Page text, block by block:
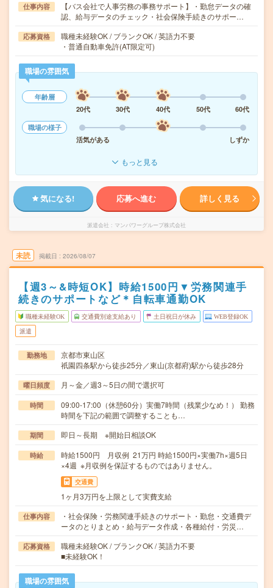
仕事内容
【バス会社で人事労務の事務サポート】・勤怠データの確
認、給与データのチェック・社会保険手続きのサポー…
応募資格
職種未経験OK / ブランクOK / 英語力不要
・普通自動車免許(AT限定可)
職場の雰囲気
年齢層
20代
30代 40代 50代
60代
職場の様子
活気がある
しずか
もっと見る
気になる! 応募へ進む 詳しく見る
派遣会社 マンパワーグループ株式会社
未読 掲載日 2026/08/07
【週3～&時短OK】時給1500円▼労務関連手
続きのサポートなど＊自転車通勤OK
職種未経験OK 交通費別途支給あり 土日祝日が休み WEB登録OK
派遣
勤務地
京都市東山区
祇園四条駅から徒歩25分／東山(京都府)駅から徒歩28分
曜日頻度 月～金／週3～5日の間で選択可
時間
09:00-17:00（休憩60分）実働7時間（残業少なめ！） 勤務
時間を下記の範囲で調整することも…
期間 即日～長期 ※開始日相談OK
時給
時給1500円 月収例 21万円 時給1500円×実働7h×週5日
×4週 ※月収例を保証するものではありません。
交通費
1ヶ月3万円を上限として実費支給
仕事内容
・社会保険・労務関連手続きのサポート・勤怠・交通費デ
ータのとりまとめ・給与データ作成・各種給付・労災…
応募資格
職種未経験OK / ブランクOK / 英語力不要
■未経験OK！
職場の雰囲気